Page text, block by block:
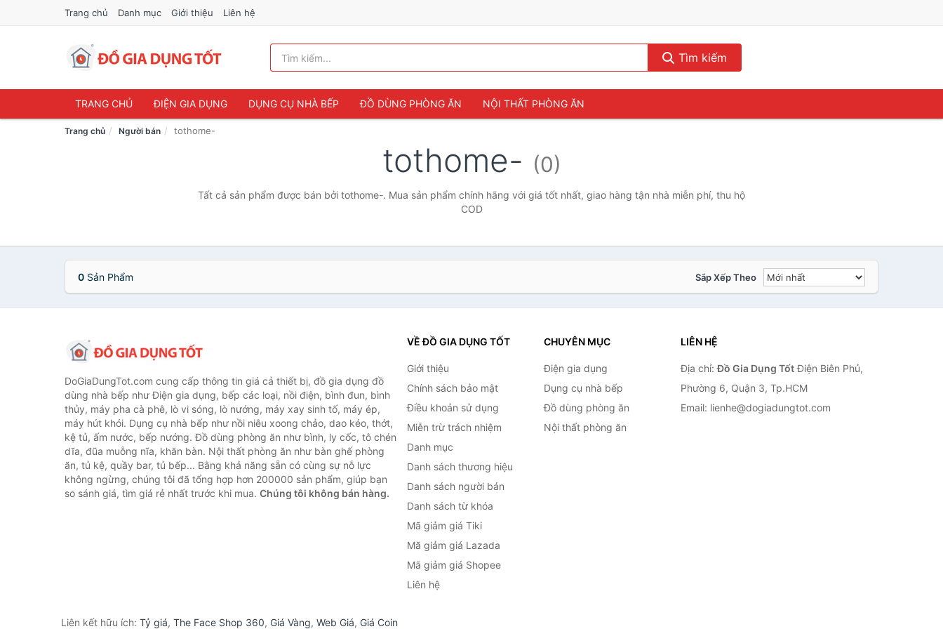
Trang chủ Danh mục Giới thiệu Liên hệ
Tìm kiếm
TRANG CHỦ ĐIỆN GIA DỤNG DỤNG CỤ NHÀ BẾP ĐỒ DÙNG PHÒNG ĂN NỘI THẤT PHÒNG ĂN
Trang chủ Người bán tothome-
tothome- (0)
Tất cả sản phẩm được bán bởi tothome-. Mua sản phẩm chính hãng với giá tốt nhất, giao hàng tận nhà miễn phí, thu hộ
COD
0 Sản Phẩm Sắp Xếp Theo
DoGiaDungTot.com cung cấp thông tin giá cả thiết bị, đồ gia dụng đồ
dùng nhà bếp như Điện gia dụng, bếp các loại, nồi điện, bình đun, bình
thủy, máy pha cà phê, lò vi sóng, lò nướng, máy xay sinh tố, máy ép,
máy hút khói. Dụng cụ nhà bếp như nồi niêu xoong chảo, dao kéo, thớt,
kệ tủ, ấm nước, bếp nướng. Đồ dùng phòng ăn như bình, ly cốc, tô chén
dĩa, đũa muỗng nĩa, khăn bàn. Nội thất phòng ăn như bàn ghế phòng
ăn, tủ kệ, quầy bar, tủ bếp... Bằng khả năng sẵn có cùng sự nỗ lực
không ngừng, chúng tôi đã tổng hợp hơn 200000 sản phẩm, giúp bạn
so sánh giá, tìm giá rẻ nhất trước khi mua. Chúng tôi không bán hàng.
VỀ ĐỒ GIA DỤNG TỐT
Giới thiệu
Chính sách bảo mật
Điều khoản sử dụng
Miễn trừ trách nhiệm
Danh mục
Danh sách thương hiệu
Danh sách người bán
Danh sách từ khóa
Mã giảm giá Tiki
Mã giảm giá Lazada
Mã giảm giá Shopee
Liên hệ
CHUYÊN MỤC
Điện gia dụng
Dụng cụ nhà bếp
Đồ dùng phòng ăn
Nội thất phòng ăn
LIÊN HỆ
Địa chỉ:Đồ Gia Dụng TốtĐiện Biên Phủ,
Phường 6, Quận 3, Tp.HCM
Email: lienhe@dogiadungtot.com
Liên kết hữu ích: Tỷ giá, The Face Shop 360, Giá Vàng, Web Giá, Giá Coin